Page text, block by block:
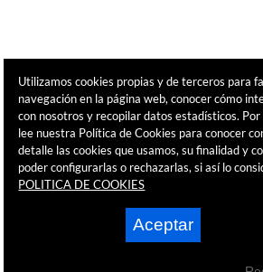
Utilizamos cookies propias y de terceros para
navegación en la página web, conocer cómo
con nosotros y recopilar datos estadísticos. Por
lee nuestra Política de Cookies para conocer
detalle las cookies que usamos, su finalidad y
poder configurarlas o rechazarlas, si así lo
POLITICA DE COOKIES
Aceptar